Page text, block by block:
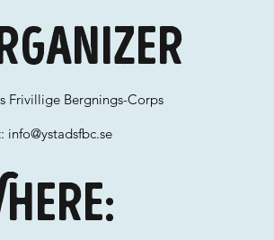
Frivillige Bergnings-Corps
info@ystadsfbc.se